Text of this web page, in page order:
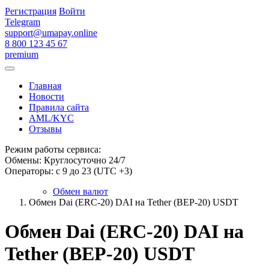
Регистрация Войти
Telegram
support@umapay.online
8 800 123 45 67
premium
Главная
Новости
Правила сайта
AML/KYC
Отзывы
Режим работы сервиса:
Обмены: Круглосуточно 24/7
Операторы: с 9 до 23 (UTC +3)
Обмен валют
Обмен Dai (ERC-20) DAI на Tether (BEP-20) USDT
Обмен Dai (ERC-20) DAI на
Tether (BEP-20) USDT